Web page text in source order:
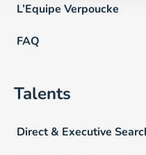
L’Equipe Verpoucke
FAQ
Talents
Direct & Executive